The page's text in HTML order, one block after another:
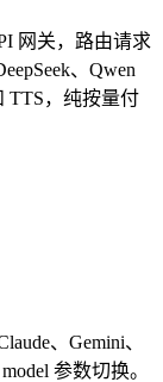
网关，路由请求
、Qwen
TTS，纯按量付
、Gemini、
参数切换。